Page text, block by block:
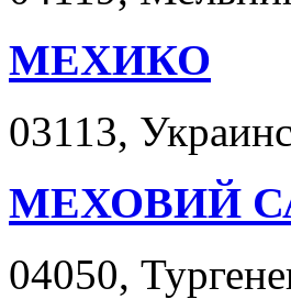
МЕХИКО
03113,
МЕХОВИЙ
04050,